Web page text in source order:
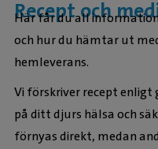
Recept och
Här får du all
och hur du hämtar ut
hemleverans.
Vi förskriver recept
på ditt djurs hälsa och
förnyas direkt, medan